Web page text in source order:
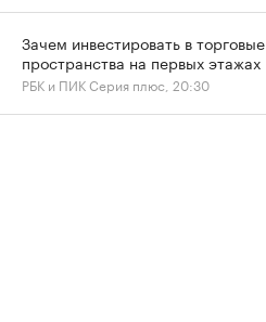
Зачем инвестировать в торговые
пространства на первых этажах
РБК и ПИК Серия плюс, 20:30